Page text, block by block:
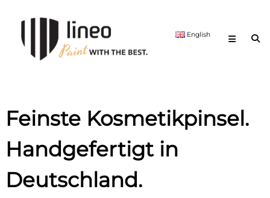
with
the
English
Feinste Kosmetikpinsel.
Handgefertigt in
Deutschland.